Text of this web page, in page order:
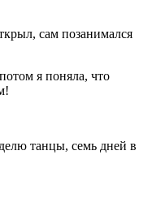
сам позанимался
я поняла, что
танцы, семь дней в